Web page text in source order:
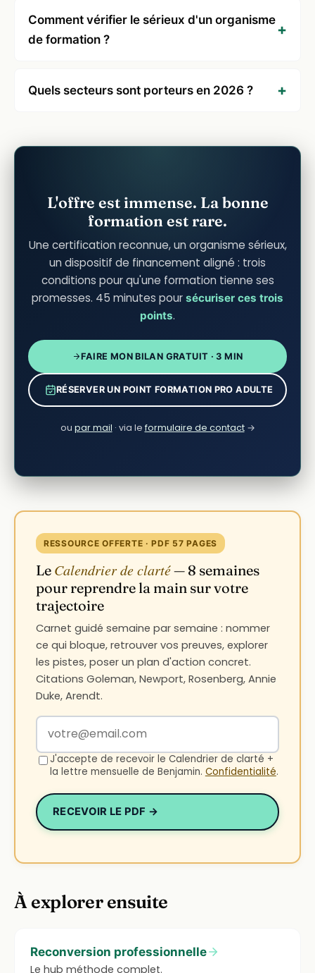
Comment vérifier le sérieux d'un organisme
de formation ?
Quels secteurs sont porteurs en 2026 ?
L'offre est immense. La bonne
formation est rare.
Une certification reconnue, un organisme sérieux,
un dispositif de financement aligné : trois
conditions pour qu'une formation tienne ses
promesses. 45 minutes pour sécuriser ces trois
points.
FAIRE MON BILAN GRATUIT · 3 MIN
RÉSERVER UN POINT FORMATION PRO ADULTE
ou par mail · via le formulaire de contact→
RESSOURCE OFFERTE · PDF 57 PAGES
Le Calendrier de clarté— 8 semaines
pour reprendre la main sur votre
trajectoire
Carnet guidé semaine par semaine : nommer
ce qui bloque, retrouver vos preuves, explorer
les pistes, poser un plan d'action concret.
Citations Goleman, Newport, Rosenberg, Annie
Duke, Arendt.
Votre adresse email
J'accepte de recevoir le Calendrier de clarté +
la lettre mensuelle de Benjamin. Confidentialité.
RECEVOIR LE PDF →
À explorer ensuite
Reconversion professionnelle
Le hub méthode complet.